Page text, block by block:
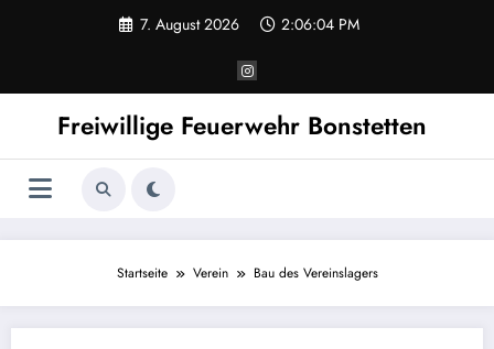
7. August 2026 2:06:04 PM
Freiwillige Feuerwehr Bonstetten
Startseite Verein Bau des Vereinslagers